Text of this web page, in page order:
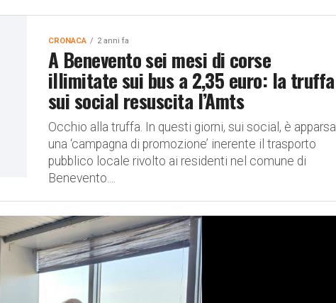
CRONACA 2 anni fa
A Benevento sei mesi di corse
illimitate sui bus a 2,35 euro: la truffa
sui social resuscita l’Amts
Occhio alla truffa. In questi giorni, sui social, è apparsa
una ‘campagna di promozione’ inerente il trasporto
pubblico locale rivolto ai residenti nel comune di
Benevento....